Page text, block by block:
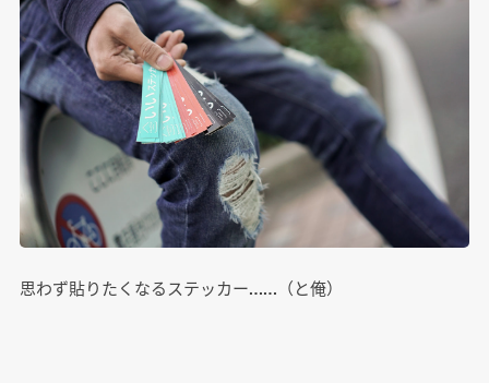
思わず貼りたくなるステッカー……（と俺）